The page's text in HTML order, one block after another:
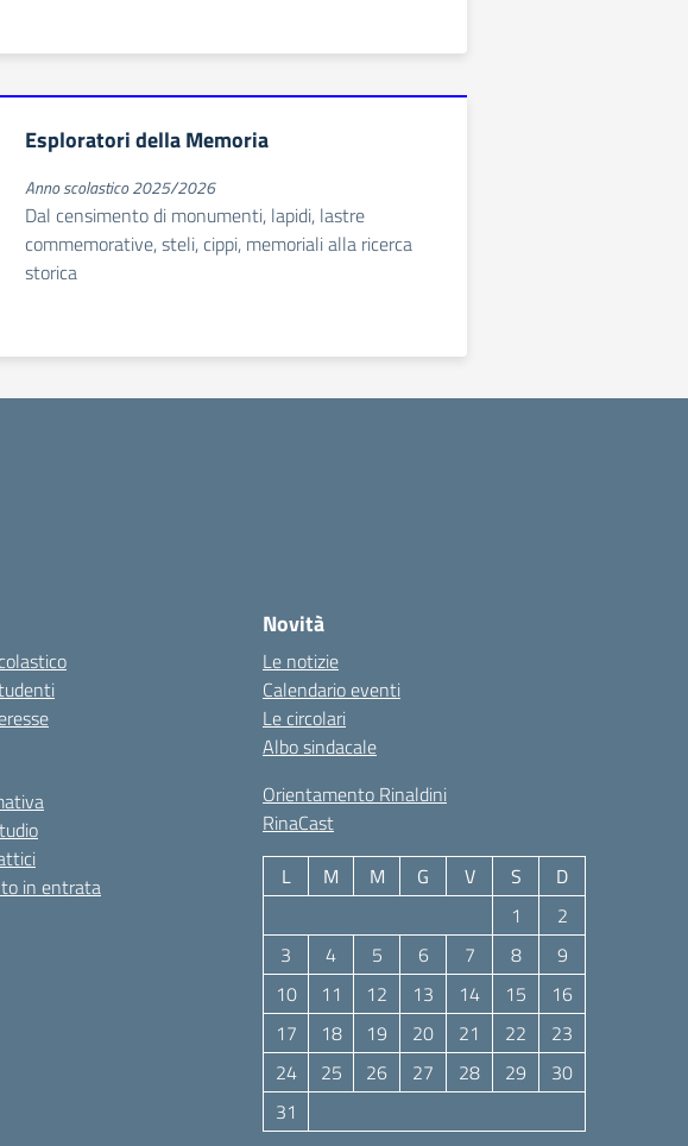
Esploratori della Memoria
Anno scolastico 2025/2026
Dal censimento di monumenti, lapidi, lastre
commemorative, steli, cippi, memoriali alla ricerca
storica
in entrata
Novità
Le notizie
Calendario eventi
Le circolari
Albo sindacale
Orientamento Rinaldini
RinaCast
L M M G V S
D
1
2
3
4 5 6 7 8
9
10
11 12 13 14 15
16
17
18 19 20 21 22
23
24
25 26 27 28 29
30
31